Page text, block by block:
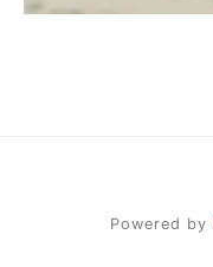
Powered by